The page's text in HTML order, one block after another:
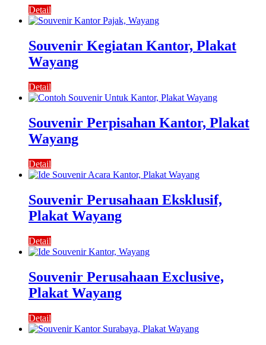
Detail
Souvenir Kegiatan Kantor, Plakat
Wayang
Detail
Souvenir Perpisahan Kantor, Plakat
Wayang
Detail
Souvenir Perusahaan Eksklusif,
Plakat Wayang
Detail
Souvenir Perusahaan Exclusive,
Plakat Wayang
Detail